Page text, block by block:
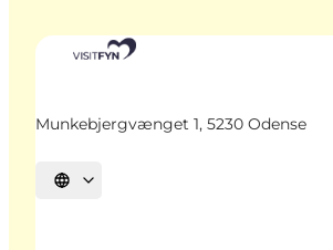
Munkebjergvænget 1, 5230 Odense
Vælg sprog